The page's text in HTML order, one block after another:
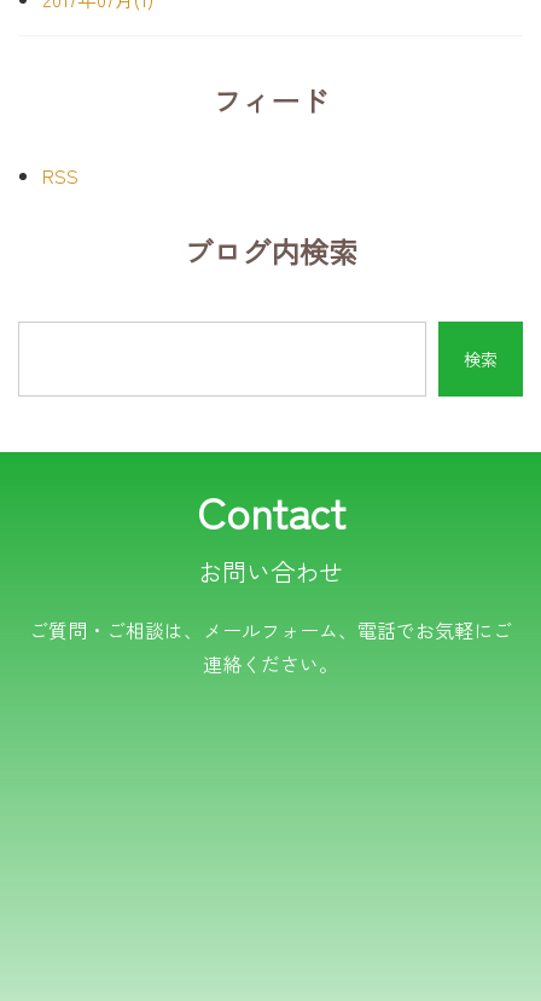
フィード
RSS
ブログ内検索
Contact
お問い合わせ
ご質問・ご相談は、メールフォーム、電話でお気軽にご
連絡ください。
電話でのお問い合わせ